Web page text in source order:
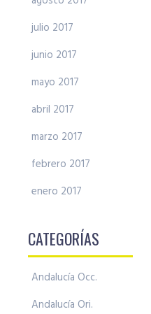
julio 2017
junio 2017
mayo 2017
abril 2017
marzo 2017
febrero 2017
enero 2017
CATEGORÍAS
Andalucía Occ.
Andalucía Ori.